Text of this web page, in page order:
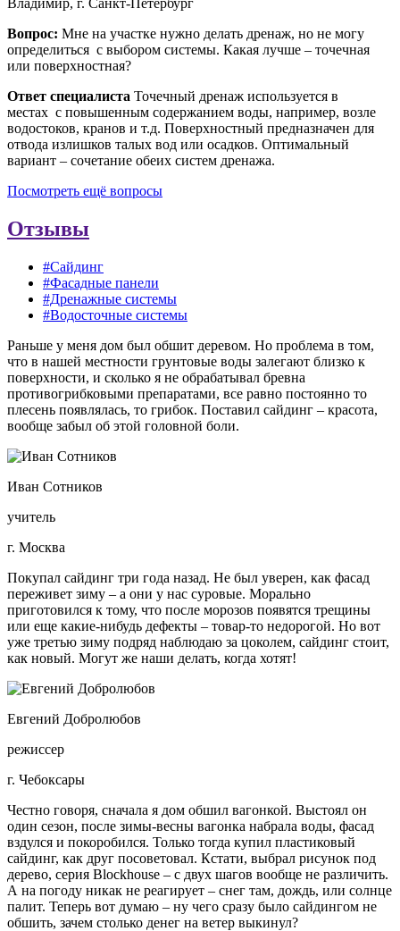
Владимир, г. Санкт-Петербург
Вопрос: Мне на участке нужно делать дренаж, но не могу
определиться с выбором системы. Какая лучше – точечная
или поверхностная?
Ответ специалиста Точечный дренаж используется в
местах с повышенным содержанием воды, например, возле
водостоков, кранов и т.д. Поверхностный предназначен для
отвода излишков талых вод или осадков. Оптимальный
вариант – сочетание обеих систем дренажа.
Посмотреть ещё вопросы
Отзывы
#Сайдинг
#Фасадные панели
#Дренажные системы
#Водосточные системы
Раньше у меня дом был обшит деревом. Но проблема в том,
что в нашей местности грунтовые воды залегают близко к
поверхности, и сколько я не обрабатывал бревна
противогрибковыми препаратами, все равно постоянно то
плесень появлялась, то грибок. Поставил сайдинг – красота,
вообще забыл об этой головной боли.
Иван Сотников
учитель
г. Москва
Покупал сайдинг три года назад. Не был уверен, как фасад
переживет зиму – а они у нас суровые. Морально
приготовился к тому, что после морозов появятся трещины
или еще какие-нибудь дефекты – товар-то недорогой. Но вот
уже третью зиму подряд наблюдаю за цоколем, сайдинг стоит,
как новый. Могут же наши делать, когда хотят!
Евгений Добролюбов
режиссер
г. Чебоксары
Честно говоря, сначала я дом обшил вагонкой. Выстоял он
один сезон, после зимы-весны вагонка набрала воды, фасад
вздулся и покоробился. Только тогда купил пластиковый
сайдинг, как друг посоветовал. Кстати, выбрал рисунок под
дерево, серия Blockhouse – с двух шагов вообще не различить.
А на погоду никак не реагирует – снег там, дождь, или солнце
палит. Теперь вот думаю – ну чего сразу было сайдингом не
обшить, зачем столько денег на ветер выкинул?